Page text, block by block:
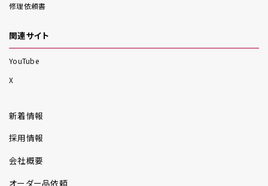
修理依頼書
関連サイト
YouTube
X
新着情報
採用情報
会社概要
オーダー品依頼